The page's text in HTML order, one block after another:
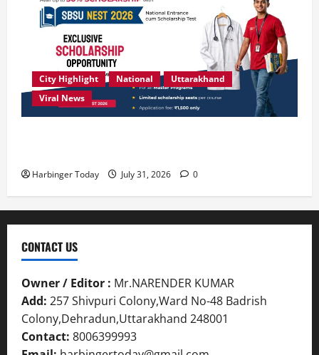
City Highlight National
Uttarakhand
Viral News
Harbinger Today July 31, 2026 0
CONTACT US
Owner / Editor : Mr.NARENDER KUMAR
Add: 257 Shivpuri Colony,Ward No-48 Badrish
Colony,Dehradun,Uttarakhand 248001
Contact: 8006399993